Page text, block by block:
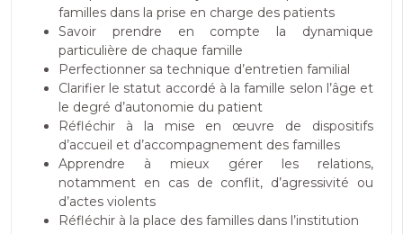
familles dans la prise en charge des patients
Savoir prendre en compte la dynamique
particulière de chaque famille
Perfectionner sa technique d’entretien familial
Clarifier le statut accordé à la famille selon l’âge et
le degré d’autonomie du patient
Réfléchir à la mise en œuvre de dispositifs
d’accueil et d’accompagnement des familles
Apprendre à mieux gérer les relations,
notamment en cas de conflit, d’agressivité ou
d’actes violents
Réfléchir à la place des familles dans l’institution